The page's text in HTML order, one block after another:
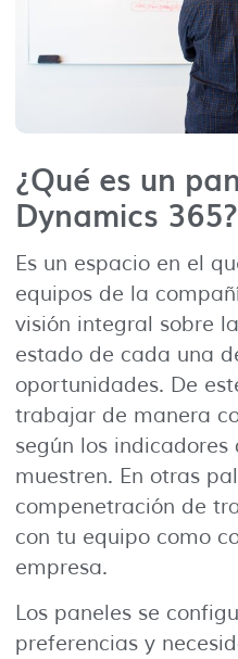
¿Qué es un
Dynamics 365?
Es un espacio en el
equipos de la
visión integral sobre
estado de cada una
oportunidades. De
trabajar de manera
según los indicadores
muestren. En otras
compenetración de
con tu equipo como
empresa.
Los paneles se
preferencias y